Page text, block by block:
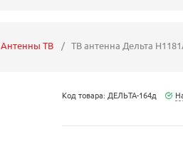
Антенны ТВ ТВ антенна Дельта
Код товара: ДЕЛЬТА-164д